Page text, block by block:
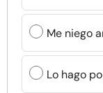
Me niego
Lo hago